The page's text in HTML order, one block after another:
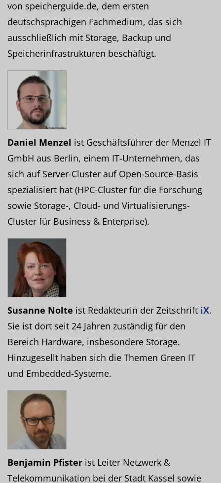
von speicherguide.de, dem ersten
deutschsprachigen Fachmedium, das sich
ausschließlich mit Storage, Backup und
Speicherinfrastrukturen beschäftigt.
Daniel Menzel ist Geschäftsführer der Menzel IT
GmbH aus Berlin, einem IT-Unternehmen, das
sich auf Server-Cluster auf Open-Source-Basis
spezialisiert hat (HPC-Cluster für die Forschung
sowie Storage-, Cloud- und Virtualisierungs-
Cluster für Business & Enterprise).
Susanne Nolte ist Redakteurin der Zeitschrift iX.
Sie ist dort seit 24 Jahren zuständig für den
Bereich Hardware, insbesondere Storage.
Hinzugesellt haben sich die Themen Green IT
und Embedded-Systeme.
Benjamin Pfister ist Leiter Netzwerk &
Telekommunikation bei der Stadt Kassel sowie